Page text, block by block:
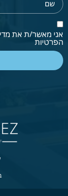
אני מאשר/ת את
הפרטיות